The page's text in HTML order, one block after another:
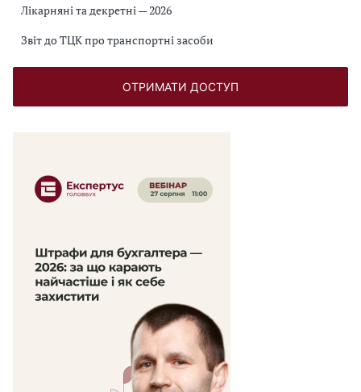
Лікарняні та декретні — 2026
Звіт до ТЦК про транспортні засоби
ОТРИМАТИ ДОСТУП